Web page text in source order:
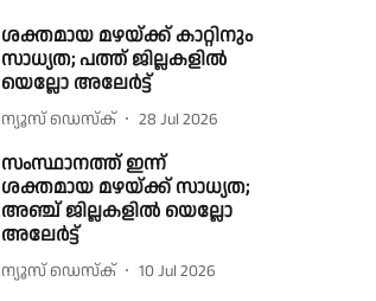
ശക്തമായ മഴയ്ക്ക് കാറ്റിനും
സാധ്യത; പത്ത് ജില്ലകളിൽ
യെല്ലോ അലേർട്ട്
ന്യൂസ് ഡെസ്ക് 28 Jul 2026
സംസ്ഥാനത്ത് ഇന്ന്
ശക്തമായ മഴയ്ക്ക് സാധ്യത;
അഞ്ച് ജില്ലകളിൽ യെല്ലോ
അലേർട്ട്
ന്യൂസ് ഡെസ്ക് 10 Jul 2026